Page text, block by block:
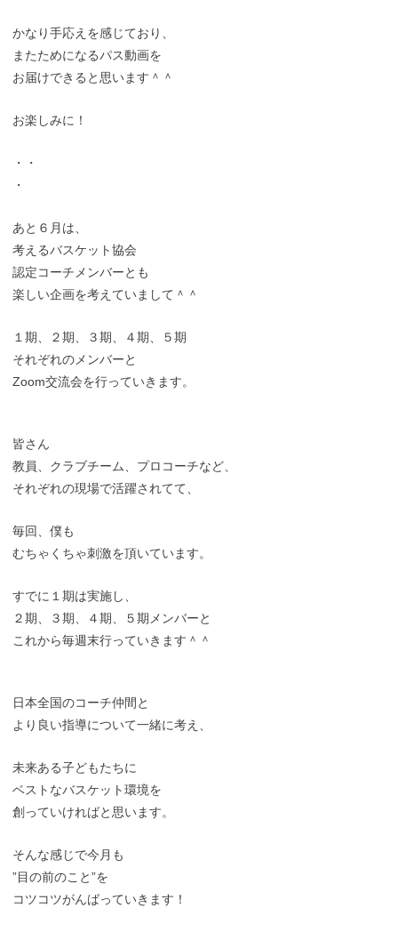
かなり手応えを感じており、
またためになるパス動画を
お届けできると思います＾＾
お楽しみに！
・・
・
あと６月は、
考えるバスケット協会
認定コーチメンバーとも
楽しい企画を考えていまして＾＾
１期、２期、３期、４期、５期
それぞれのメンバーと
Zoom交流会を行っていきます。
皆さん
教員、クラブチーム、プロコーチなど、
それぞれの現場で活躍されてて、
毎回、僕も
むちゃくちゃ刺激を頂いています。
すでに１期は実施し、
２期、３期、４期、５期メンバーと
これから毎週末行っていきます＾＾
日本全国のコーチ仲間と
より良い指導について一緒に考え、
未来ある子どもたちに
ベストなバスケット環境を
創っていければと思います。
そんな感じで今月も
”目の前のこと”を
コツコツがんばっていきます！